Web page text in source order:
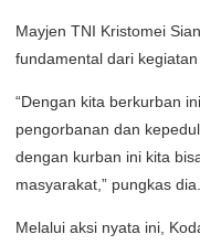
Mayjen TNI Kristomei
fundamental dari
“Dengan kita berkurban
pengorbanan dan
dengan kurban ini kita
masyarakat,” pungkas dia.
Melalui aksi nyata ini,